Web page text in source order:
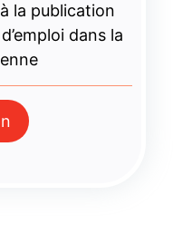
la publication
dans la